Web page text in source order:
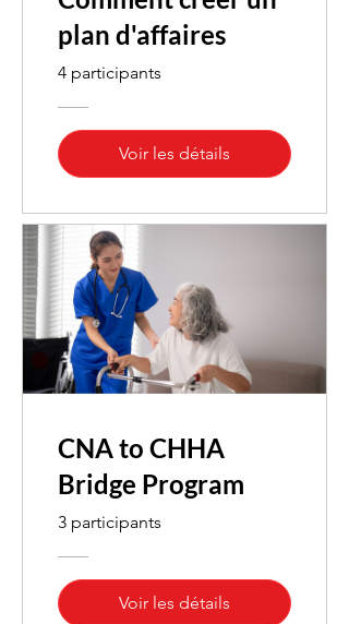
plan d'affaires
4 participants
Voir les détails
CNA to CHHA
Bridge Program
3 participants
Voir les détails